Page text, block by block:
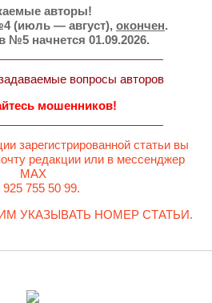
авторы!
(июль — август), окончен.
№5 начнется 01.09.2026.
вопросы авторов
мошенников!
зарегистрированной статьи вы
редакции или в мессенджер
MAX
925 755 50 99.
УКАЗЫВАТЬ НОМЕР СТАТЬИ.